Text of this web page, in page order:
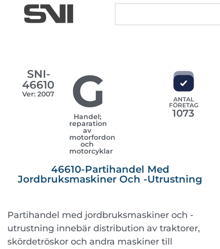
SNI-
46610
Ver: 2007 G
Handel;
reparation
av
motorfordon
och
motorcyklar
ANTAL
FÖRETAG
1073
46610-Partihandel Med
Jordbruksmaskiner Och -utrustning
Partihandel med jordbruksmaskiner och -
utrustning innebär distribution av traktorer,
skördetröskor och andra maskiner till